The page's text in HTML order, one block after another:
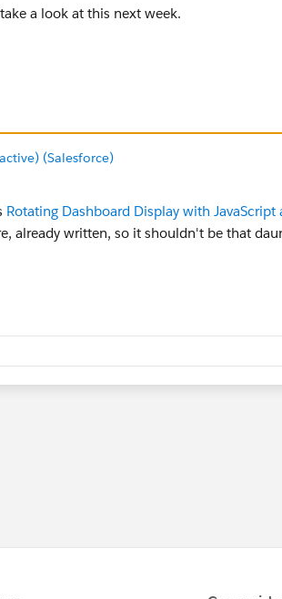
a look at this next week.
(Salesforce)
Rotating Dashboard Display with JavaScript
already written, so it shouldn't be that